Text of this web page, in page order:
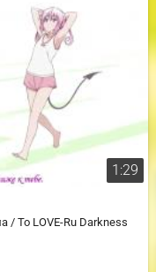
1:29
To LOVE-Ru Darkness